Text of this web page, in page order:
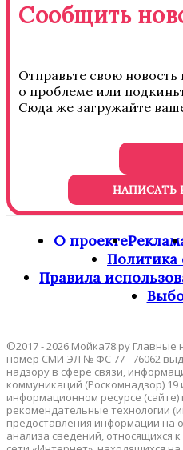
Сообщить
Отправьте свою
о проблеме или
Сюда же загружайте
НАПИСАТЬ
О проекте
Политика
Правила
©2017 - 2026 Мойка78.ру Главные
номер СМИ ЭЛ № ФС 77 - 76062
надзору в сфере связи,
коммуникаций (Роскомнадзор) 19
информационном ресурсе
рекомендательные технологии
предоставления информации на
анализа сведений, относящихся